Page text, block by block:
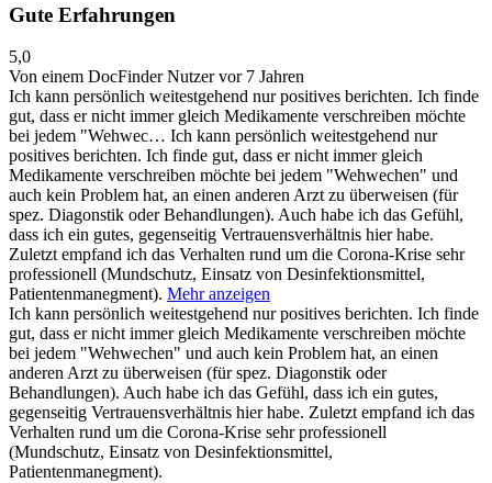
Gute Erfahrungen
5,0
Von einem DocFinder Nutzervor 7 Jahren
Ich kann persönlich weitestgehend nur positives berichten. Ich finde
gut, dass er nicht immer gleich Medikamente verschreiben möchte
bei jedem "Wehwec… Ich kann persönlich weitestgehend nur
positives berichten. Ich finde gut, dass er nicht immer gleich
Medikamente verschreiben möchte bei jedem "Wehwechen" und
auch kein Problem hat, an einen anderen Arzt zu überweisen (für
spez. Diagonstik oder Behandlungen). Auch habe ich das Gefühl,
dass ich ein gutes, gegenseitig Vertrauensverhältnis hier habe.
Zuletzt empfand ich das Verhalten rund um die Corona-Krise sehr
professionell (Mundschutz, Einsatz von Desinfektionsmittel,
Patientenmanegment). Mehr anzeigen
Ich kann persönlich weitestgehend nur positives berichten. Ich finde
gut, dass er nicht immer gleich Medikamente verschreiben möchte
bei jedem "Wehwechen" und auch kein Problem hat, an einen
anderen Arzt zu überweisen (für spez. Diagonstik oder
Behandlungen). Auch habe ich das Gefühl, dass ich ein gutes,
gegenseitig Vertrauensverhältnis hier habe. Zuletzt empfand ich das
Verhalten rund um die Corona-Krise sehr professionell
(Mundschutz, Einsatz von Desinfektionsmittel,
Patientenmanegment).